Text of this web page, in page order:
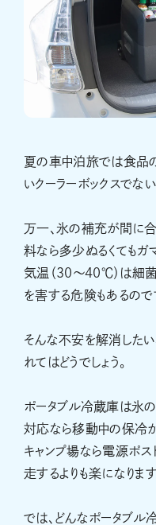
夏の車中泊旅では食品
いクーラーボックスでな
万一、氷の補充が間に
料なら多少ぬるくてもガ
気温（30〜40℃）は細
を害する危険もあるので
そんな不安を解消した
れてはどうでしょう。
ポータブル冷蔵庫は氷
対応なら移動中の保冷
キャンプ場なら電源ポス
走するよりも楽になります
では、どんなポータブル